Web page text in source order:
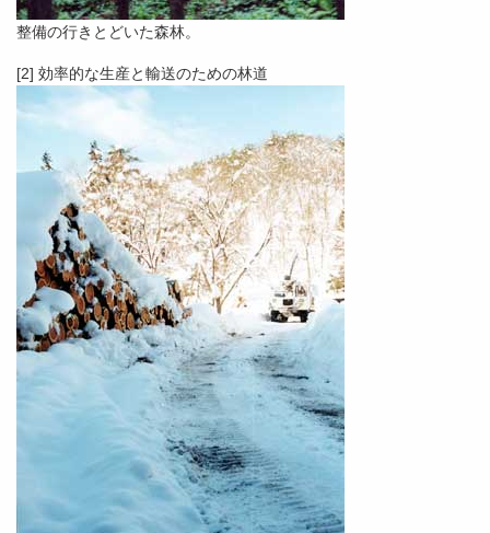
整備の行きとどいた森林。
[2] 効率的な生産と輸送のための林道